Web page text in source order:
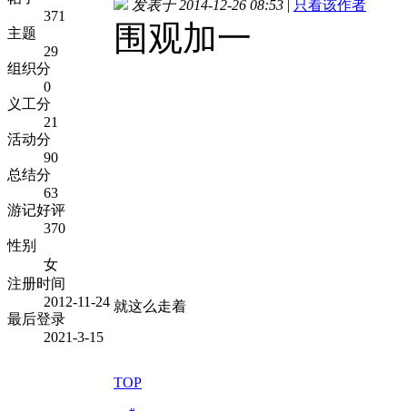
371
主题
29
组织分
0
义工分
21
活动分
90
总结分
63
游记好评
370
性别
女
注册时间
2012-11-24
最后登录
2021-3-15
发表于 2014-12-26 08:53 | 只看该作者
围观加一
就这么走着
TOP